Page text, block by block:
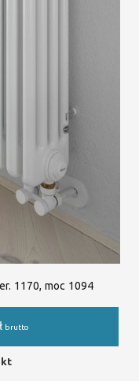
1170, moc 1094
brutto